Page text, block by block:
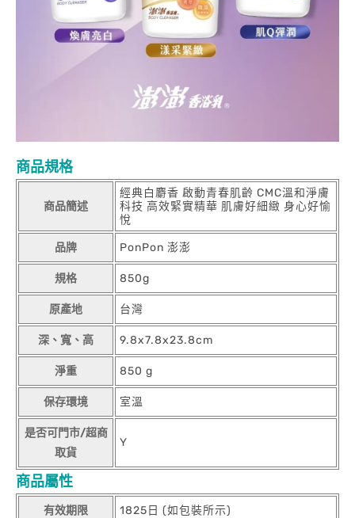
商品規格
商品簡述
經典白麝香 啟動青春肌齡 CMC溫和淨膚
科技 高效緊實精華 肌膚好細緻 身心好愉
悅
品牌 PonPon 澎澎
規格 850g
原產地 台灣
深、寬、高 9.8x7.8x23.8cm
淨重 850 g
保存環境 室溫
是否可門市/超商
取貨
Y
商品屬性
有效期限 1825日 (如包裝所示)